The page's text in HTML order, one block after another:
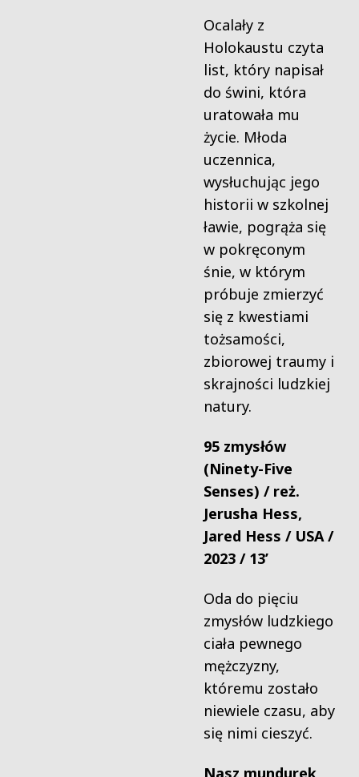
Ocalały z
Holokaustu czyta
list, który napisał
do świni, która
uratowała mu
życie. Młoda
uczennica,
wysłuchując jego
historii w szkolnej
ławie, pogrąża się
w pokręconym
śnie, w którym
próbuje zmierzyć
się z kwestiami
tożsamości,
zbiorowej traumy i
skrajności ludzkiej
natury.
95 zmysłów
(Ninety-Five
Senses) / reż.
Jerusha Hess,
Jared Hess / USA /
2023 / 13’
Oda do pięciu
zmysłów ludzkiego
ciała pewnego
mężczyzny,
któremu zostało
niewiele czasu, aby
się nimi cieszyć.
Nasz mundurek